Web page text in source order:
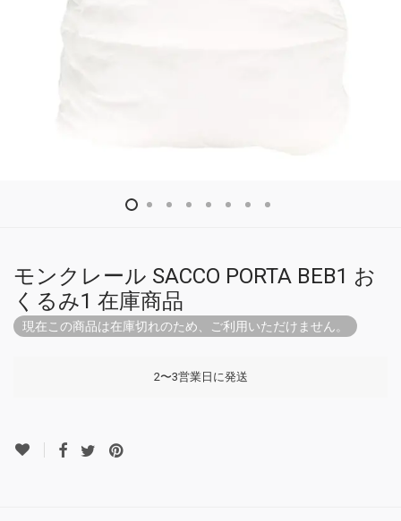
モンクレール SACCO PORTA BEB1 お
くるみ1 在庫商品
現在この商品は在庫切れのため、ご利用いただけません。
2〜3営業日に発送